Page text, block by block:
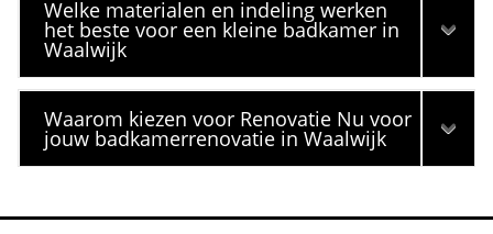
Welke materialen en indeling werken
het beste voor een kleine badkamer in
Waalwijk
Waarom kiezen voor Renovatie Nu voor
jouw badkamerrenovatie in Waalwijk